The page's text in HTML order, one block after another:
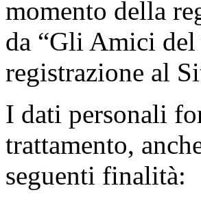
momento della
da “Gli Amici
registrazione al
I dati personali
trattamento,
seguenti finalità: